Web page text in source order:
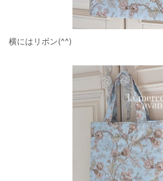
横にはリボン(^^)